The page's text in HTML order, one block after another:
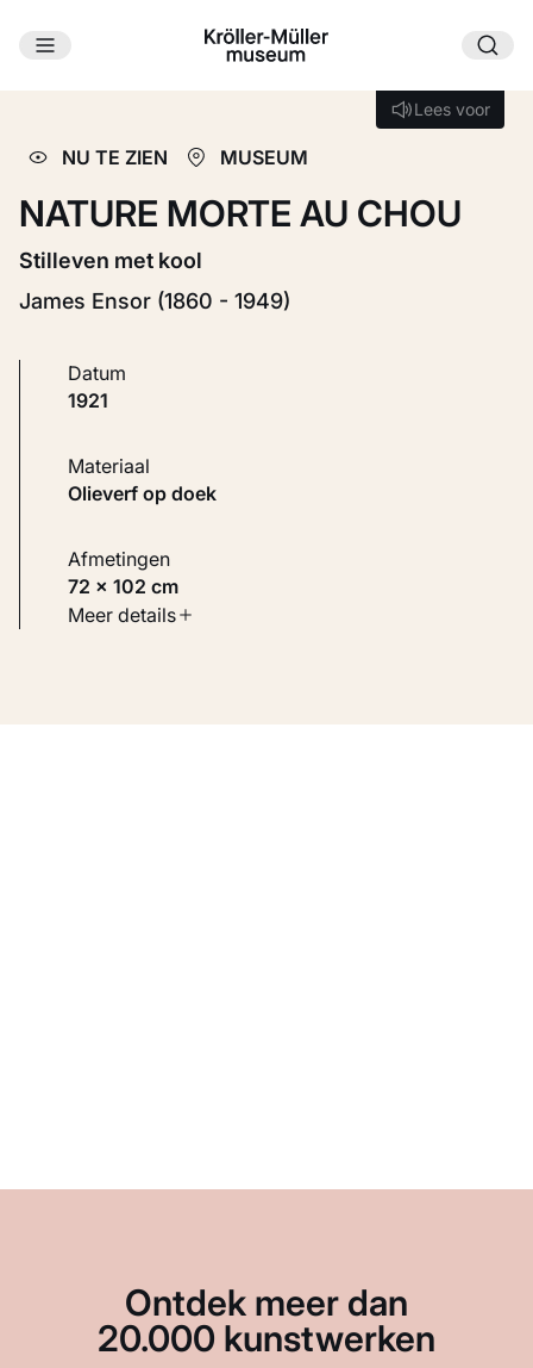
Ga naar hoofdinhoud
Lees voor
Lees voor
NU TE ZIEN MUSEUM
NATURE MORTE AU CHOU
Stilleven met kool
James Ensor (1860 - 1949)
Datum
1921
Materiaal
Olieverf op doek
Afmetingen
72 × 102 cm
Soort werk
Meer details
Ontdek meer dan
20.000 kunstwerken